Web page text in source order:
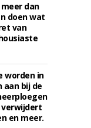
dan
doen wat
van
worden in
aan bij de
verwijdert
en meer.